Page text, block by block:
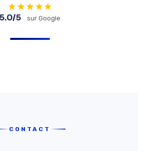
★★★★★
5.0/5 sur Google
CONTACT